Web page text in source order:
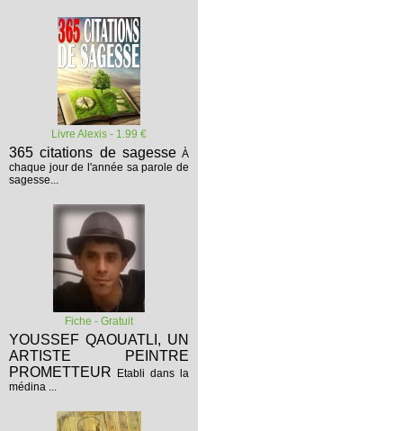
Livre Alexis - 1.99 €
365 citations de sagesse À
chaque jour de l'année sa parole de
sagesse...
Fiche - Gratuit
YOUSSEF QAOUATLI, UN
ARTISTE PEINTRE
PROMETTEUR
Etabli dans la
médina ...